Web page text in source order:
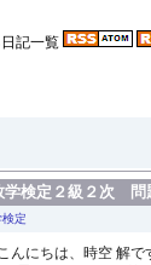
記一覧
学検定２級２次
定
んにちは、時空 解